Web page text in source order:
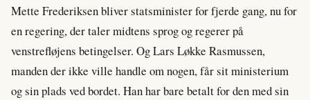
Mette Frederiksen bliver statsminister for fjerde gang, nu for
en regering, der taler midtens sprog og regerer på
venstrefløjens betingelser. Og Lars Løkke Rasmussen,
manden der ikke ville handle om nogen, får sit ministerium
og sin plads ved bordet. Han har bare betalt for den med sin